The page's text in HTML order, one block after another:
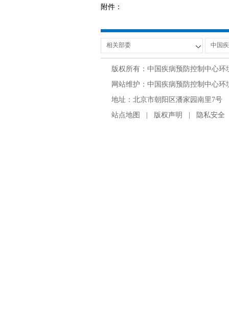
附件：
版权所有：中国疾病预防控制中心环
网站维护：中国疾病预防控制中心
地址：北京市朝阳区潘家园南里7号
站点地图
版权声明 隐私安全